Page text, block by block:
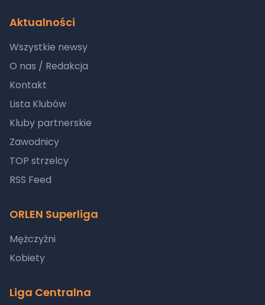
Aktualności
Wszystkie newsy
O nas / Redakcja
Kontakt
Lista Klubów
Kluby partnerskie
Zawodnicy
TOP strzelcy
RSS Feed
ORLEN Superliga
Mężczyźni
Kobiety
Liga Centralna